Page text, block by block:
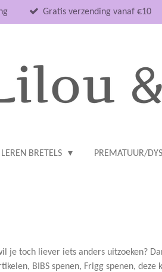
Gratis verzending vanaf €10
LEREN BRETELS PREMATUUR/
je toch liever iets anders uitzoeken?
BIBS spenen, Frigg spenen,